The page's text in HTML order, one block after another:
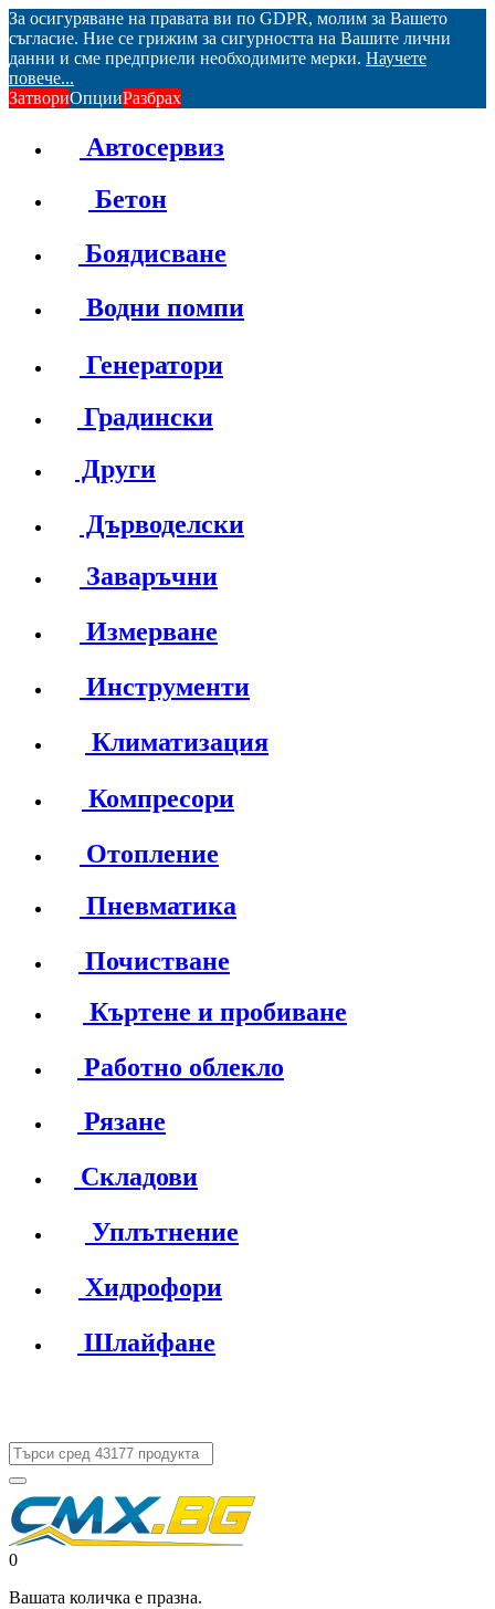
За осигуряване на правата ви по GDPR, молим за Вашето
съгласие. Ние се грижим за сигурността на Вашите лични
данни и сме предприели необходимите мерки. Научете
повече...
ЗатвориОпцииРазбрах
Автосервиз
Бетон
Боядисване
Водни помпи
Генератори
Градински
Други
Дърводелски
Заваръчни
Измерване
Инструменти
Климатизация
Компресори
Отопление
Пневматика
Почистване
Къртене и пробиване
Работно облекло
Рязане
Складови
Уплътнение
Хидрофори
Шлайфане
0
Вашата количка е празна.